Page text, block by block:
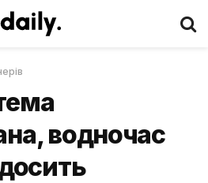
водночас